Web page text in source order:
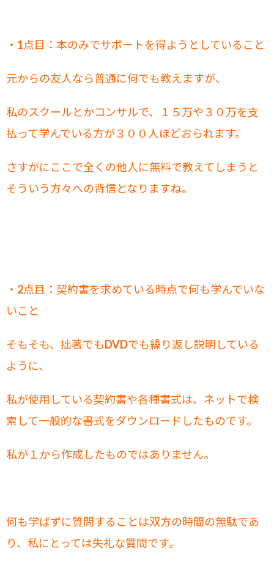
・1点目：本のみでサポートを得ようとしていること
元からの友人なら普通に何でも教えますが、
私のスクールとかコンサルで、１５万や３０万を支
払って学んでいる方が３００人ほどおられます。
さすがにここで全くの他人に無料で教えてしまうと
そういう方々への背信となりますね。
・2点目：契約書を求めている時点で何も学んでいな
いこと
そもそも、拙著でもDVDでも繰り返し説明している
ように、
私が使用している契約書や各種書式は、ネットで検
索して一般的な書式をダウンロードしたものです。
私が１から作成したものではありません。
何も学ばずに質問することは双方の時間の無駄であ
り、私にとっては失礼な質問です。